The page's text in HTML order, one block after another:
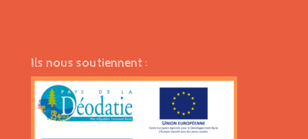
Ils nous soutiennent :